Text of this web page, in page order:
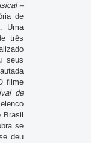
–
de
Uma
três
seus
filme
de
Brasil
se
deu